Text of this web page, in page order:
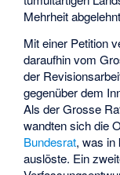
Mehrheit
Mit einer Petition
daraufhin vom
der
gegenüber dem
Als der Grosse
wandten sich die
Bundesrat, was in
auslöste. Ein